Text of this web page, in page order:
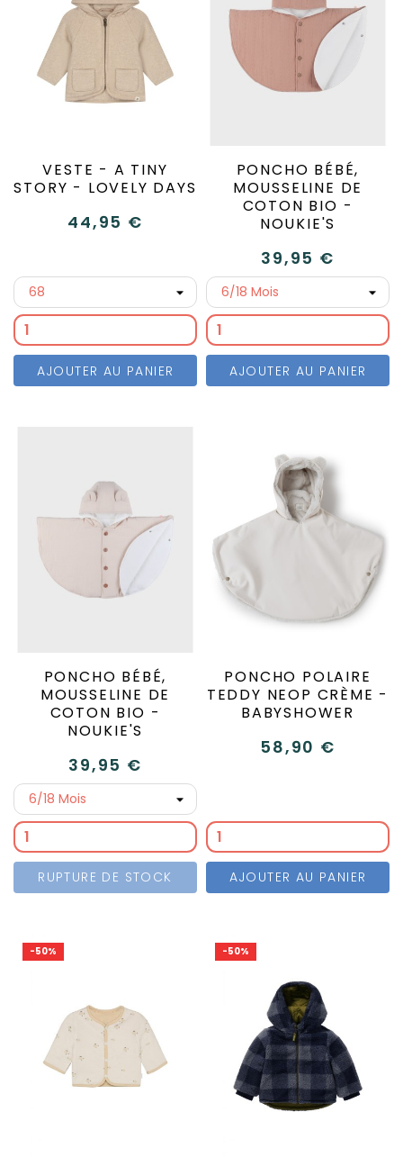
VESTE - A TINY
STORY - LOVELY DAYS
44,95 €
AJOUTER AU PANIER
PONCHO BÉBÉ,
MOUSSELINE DE
COTON BIO -
NOUKIE'S
39,95 €
AJOUTER AU PANIER
PONCHO BÉBÉ,
MOUSSELINE DE
COTON BIO -
NOUKIE'S
39,95 €
RUPTURE DE STOCK
PONCHO POLAIRE
TEDDY NEOP CRÈME -
BABYSHOWER
58,90 €
AJOUTER AU PANIER
-50% -50%